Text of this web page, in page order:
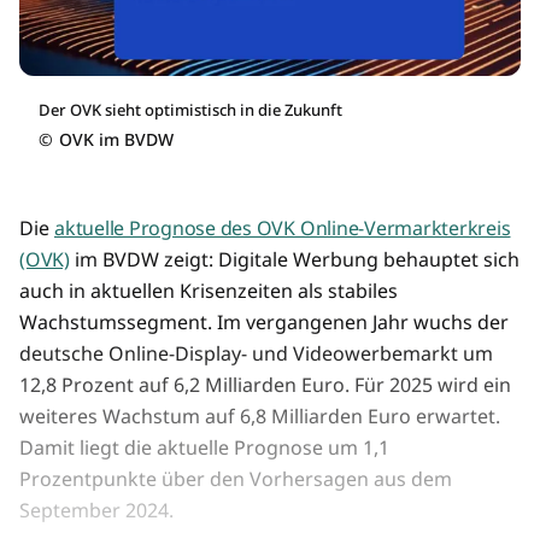
Der OVK sieht optimistisch in die Zukunft
© OVK im BVDW
Dieaktuelle Prognose des OVK Online-Vermarkterkreis
(OVK)im BVDW zeigt: Digitale Werbung behauptet sich
auch in aktuellen Krisenzeiten als stabiles
Wachstumssegment. Im vergangenen Jahr wuchs der
deutsche Online-Display- und Videowerbemarkt um
12,8 Prozent auf 6,2 Milliarden Euro. Für 2025 wird ein
weiteres Wachstum auf 6,8 Milliarden Euro erwartet.
Damit liegt die aktuelle Prognose um 1,1
Prozentpunkte über den Vorhersagen aus dem
September 2024.